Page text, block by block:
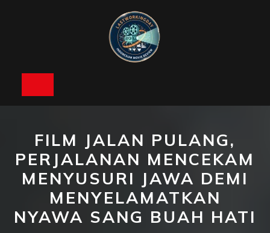
FILM JALAN PULANG,
PERJALANAN MENCEKAM
MENYUSURI JAWA DEMI
MENYELAMATKAN
NYAWA SANG BUAH HATI